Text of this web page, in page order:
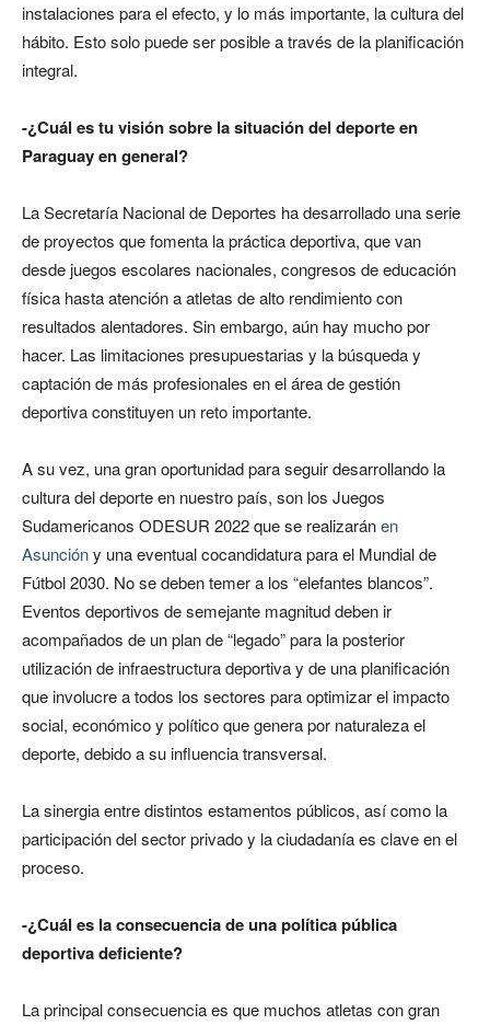
instalaciones para el efecto, y lo más importante, la cultura del
hábito. Esto solo puede ser posible a través de la planificación
integral.
-¿Cuál es tu visión sobre la situación del deporte en
Paraguay en general?
La Secretaría Nacional de Deportes ha desarrollado una serie
de proyectos que fomenta la práctica deportiva, que van
desde juegos escolares nacionales, congresos de educación
física hasta atención a atletas de alto rendimiento con
resultados alentadores. Sin embargo, aún hay mucho por
hacer. Las limitaciones presupuestarias y la búsqueda y
captación de más profesionales en el área de gestión
deportiva constituyen un reto importante.
A su vez, una gran oportunidad para seguir desarrollando la
cultura del deporte en nuestro país, son los Juegos
Sudamericanos ODESUR 2022 que se realizaránen
Asuncióny una eventual cocandidatura para el Mundial de
Fútbol 2030. No se deben temer a los “elefantes blancos”.
Eventos deportivos de semejante magnitud deben ir
acompañados de un plan de “legado” para la posterior
utilización de infraestructura deportiva y de una planificación
que involucre a todos los sectores para optimizar el impacto
social, económico y político que genera por naturaleza el
deporte, debido a su influencia transversal.
La sinergia entre distintos estamentos públicos, así como la
participación del sector privado y la ciudadanía es clave en el
proceso.
-¿Cuál es la consecuencia de una política pública
deportiva deficiente?
La principal consecuencia es que muchos atletas con gran